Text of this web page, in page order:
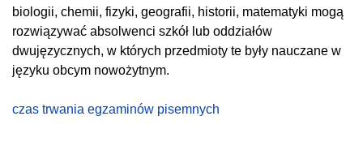
biologii, chemii, fizyki, geografii, historii, matematyki mogą
rozwiązywać absolwenci szkół lub oddziałów
dwujęzycznych, w których przedmioty te były nauczane w
języku obcym nowożytnym.
czas trwania egzaminów pisemnych